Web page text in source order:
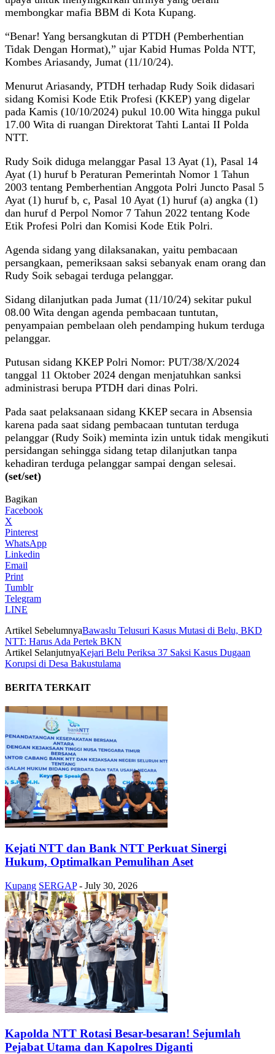
membongkar mafia BBM di Kota Kupang.
“Benar! Yang bersangkutan di PTDH (Pemberhentian
Tidak Dengan Hormat),” ujar Kabid Humas Polda NTT,
Kombes Ariasandy, Jumat (11/10/24).
Menurut Ariasandy, PTDH terhadap Rudy Soik didasari
sidang Komisi Kode Etik Profesi (KKEP) yang digelar
pada Kamis (10/10/2024) pukul 10.00 Wita hingga pukul
17.00 Wita di ruangan Direktorat Tahti Lantai II Polda
NTT.
Rudy Soik diduga melanggar Pasal 13 Ayat (1), Pasal 14
Ayat (1) huruf b Peraturan Pemerintah Nomor 1 Tahun
2003 tentang Pemberhentian Anggota Polri Juncto Pasal 5
Ayat (1) huruf b, c, Pasal 10 Ayat (1) huruf (a) angka (1)
dan huruf d Perpol Nomor 7 Tahun 2022 tentang Kode
Etik Profesi Polri dan Komisi Kode Etik Polri.
Agenda sidang yang dilaksanakan, yaitu pembacaan
persangkaan, pemeriksaan saksi sebanyak enam orang dan
Rudy Soik sebagai terduga pelanggar.
Sidang dilanjutkan pada Jumat (11/10/24) sekitar pukul
08.00 Wita dengan agenda pembacaan tuntutan,
penyampaian pembelaan oleh pendamping hukum terduga
pelanggar.
Putusan sidang KKEP Polri Nomor: PUT/38/X/2024
tanggal 11 Oktober 2024 dengan menjatuhkan sanksi
administrasi berupa PTDH dari dinas Polri.
Pada saat pelaksanaan sidang KKEP secara in Absensia
karena pada saat sidang pembacaan tuntutan terduga
pelanggar (Rudy Soik) meminta izin untuk tidak mengikuti
persidangan sehingga sidang tetap dilanjutkan tanpa
kehadiran terduga pelanggar sampai dengan selesai.
(set/set)
Bagikan
Facebook
X
Pinterest
WhatsApp
Linkedin
Email
Print
Tumblr
Telegram
LINE
Artikel SebelumnyaBawaslu Telusuri Kasus Mutasi di Belu, BKD
NTT: Harus Ada Pertek BKN
Artikel SelanjutnyaKejari Belu Periksa 37 Saksi Kasus Dugaan
Korupsi di Desa Bakustulama
BERITA TERKAIT
Kejati NTT dan Bank NTT Perkuat Sinergi
Hukum, Optimalkan Pemulihan Aset
Kupang SERGAP - July 30, 2026
Kapolda NTT Rotasi Besar-besaran! Sejumlah
Pejabat Utama dan Kapolres Diganti